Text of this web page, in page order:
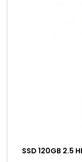
SSD 120GB 2.5